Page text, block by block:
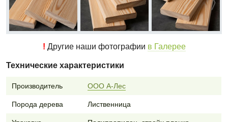
! Другие наши фотографии в Галерее
Технические характеристики
Производитель ООО А-Лес
Порода дерева Лиственница